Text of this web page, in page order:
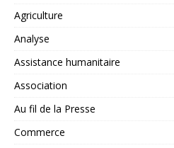
Agriculture
Analyse
Assistance humanitaire
Association
Au fil de la Presse
Commerce